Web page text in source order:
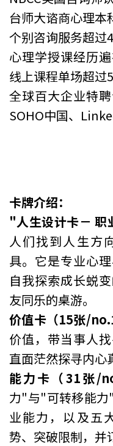
台师大谘商心理本
个别咨询服务超过
心理学授课经历
线上课程单场超过
全球百大企业特
SOHO中国、
卡牌介绍：
"人生设计卡－ 职
人们找到人生方
具。它是专业心
自我探索成长蜕
友同乐的桌游。
价值卡（15张/
价值，带当事人
直面茫然探寻内心
能力卡（31张/
力"与"可转移能力
业能力，以及五
势、突破限制，并